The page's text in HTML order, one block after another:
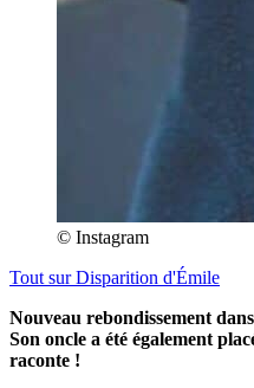
© Instagram
Tout surDisparition d'Émile
Nouveau rebondissement
Son oncle a été également
raconte !